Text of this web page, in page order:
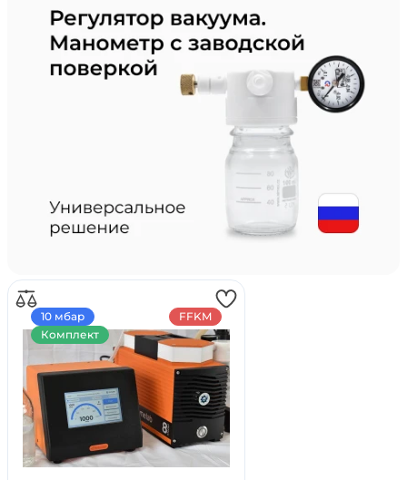
10 мбар
FFKM
Комплект